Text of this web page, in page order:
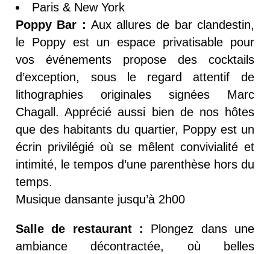
Paris & New York
Poppy Bar : Aux allures de bar clandestin,
le Poppy est un espace privatisable pour
vos événements propose des cocktails
d’exception, sous le regard attentif de
lithographies originales signées Marc
Chagall. Apprécié aussi bien de nos hôtes
que des habitants du quartier, Poppy est un
écrin privilégié où se mêlent convivialité et
intimité, le tempos d’une parenthèse hors du
temps.
Musique dansante jusqu’à 2h00
Salle de restaurant : Plongez dans une
ambiance décontractée, où belles